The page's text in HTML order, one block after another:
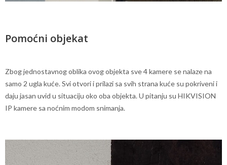
Pomoćni objekat
Zbog jednostavnog oblika ovog objekta sve 4 kamere se nalaze na
samo 2 ugla kuće. Svi otvori i prilazi sa svih strana kuće su pokriveni i
daju jasan uvid u situaciju oko oba objekta. U pitanju su HIKVISION
IP kamere sa noćnim modom snimanja.